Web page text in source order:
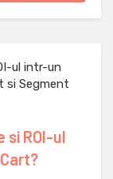
si ROI-ul